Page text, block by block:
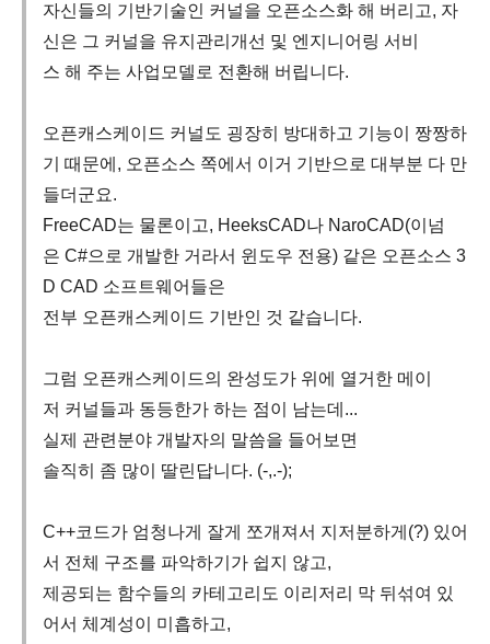
자신들의 기반기술인 커널을 오픈소스화 해 버리고, 자
신은 그 커널을 유지관리개선 및 엔지니어링 서비
스 해 주는 사업모델로 전환해 버립니다.
오픈캐스케이드 커널도 굉장히 방대하고 기능이 짱짱하
기 때문에, 오픈소스 쪽에서 이거 기반으로 대부분 다 만
들더군요.
FreeCAD는 물론이고, HeeksCAD나 NaroCAD(이넘
은 C#으로 개발한 거라서 윈도우 전용) 같은 오픈소스 3
D CAD 소프트웨어들은
전부 오픈캐스케이드 기반인 것 같습니다.
그럼 오픈캐스케이드의 완성도가 위에 열거한 메이
저 커널들과 동등한가 하는 점이 남는데...
실제 관련분야 개발자의 말씀을 들어보면
솔직히 좀 많이 딸린답니다. (-,.-);
C++코드가 엄청나게 잘게 쪼개져서 지저분하게(?) 있어
서 전체 구조를 파악하기가 쉽지 않고,
제공되는 함수들의 카테고리도 이리저리 막 뒤섞여 있
어서 체계성이 미흡하고,